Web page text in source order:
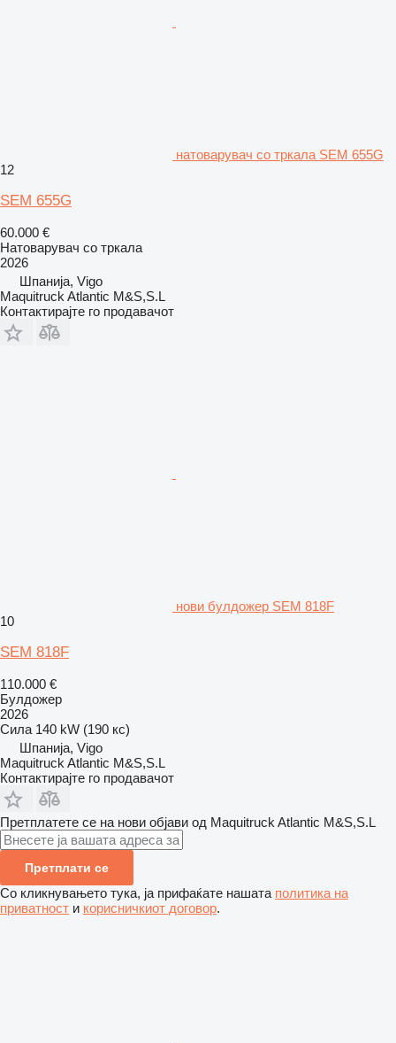
натоварувач со тркала SEM 655G
12
SEM 655G
60.000 €
Натоварувач со тркала
2026
Шпанија, Vigo
Maquitruck Atlantic M&S,S.L
Контактирајте го продавачот
нови булдожер SEM 818F
10
SEM 818F
110.000 €
Булдожер
2026
Сила 140 kW (190 кс)
Шпанија, Vigo
Maquitruck Atlantic M&S,S.L
Контактирајте го продавачот
Претплатете се на нови објави од Maquitruck Atlantic M&S,S.L
Претплати се
Со кликнувањето тука, ја прифаќате нашата политика на
приватност и корисничкиот договор.